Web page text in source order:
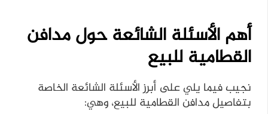
أهم الأسئلة الشائعة حول مدافن
القطامية للبيع
نجيب فيما يلي على أبرز الأسئلة الشائعة الخاصة
بتفاصيل مدافن القطامية للبيع، وهي: